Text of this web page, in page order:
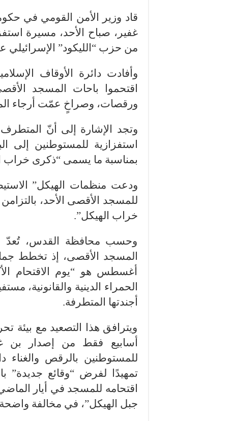
قاد وزير الأمن القومي في
غفير، صباح الأحد، مسيرة
من حزب “الليكود” الإسرائيلي
اقتحموا باحات المسجد
ورقصات، وصراخٍ عمّت أرجاء
وتجد الإشارة إلى أنّ
استفزازية للمستوطنين إلى
بمناسبة ما يسمى “ذكرى خراب
ودعت منظمات الهيكل”
للمسجد الأقصى الأحد،
خراب الهيكل”.
وحسب محافظة القدس، تُعدّ
المسجد الأقصى، إذ تخطط
أغسطس هو “يوم الاقتحام
الحمراء الدينية
أجندتها المتطرفة.
ويترافق هذا التصعيد مع
أسابيع فقط من إصدار بن
للمستوطنين بالرقص
تمهيدًا لفرض “وقائع جديدة”
اقتحامه للمسجد في أيار
جبل الهيكل”، في مخالفة